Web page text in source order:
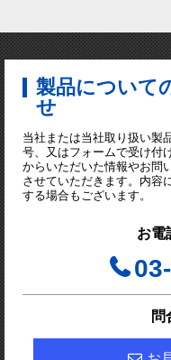
製品について
せ
当社または当社取り扱い製
号、又はフォームで受け付
からいただいた情報やお問
させていただきます。内容
する場合もございます。
お電
問